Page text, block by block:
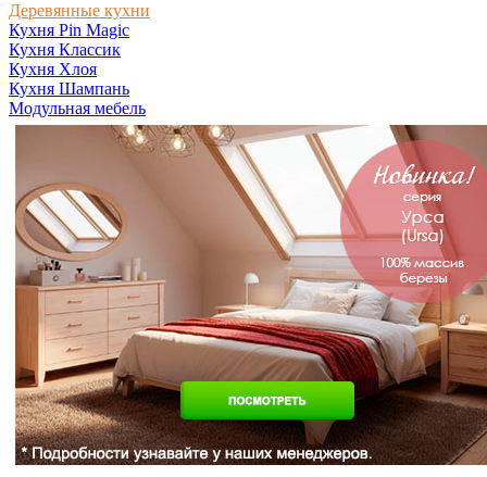
Деревянные кухни
Кухня Pin Magic
Кухня Классик
Кухня Хлоя
Кухня Шампань
Модульная мебель